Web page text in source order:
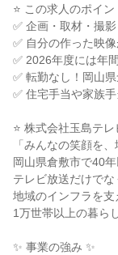
⭐ この求人のポイン
✅ 企画・取材・撮
✅ 自分の作った映
✅ 2026年度には年
✅ 転勤なし！岡山
✅ 住宅手当や家族
⭐ 株式会社玉島テ
「みんなの笑顔を
岡山県倉敷市で40
テレビ放送だけで
地域のインフラを支
1万世帯以上の暮ら
✨ 事業の強み ✨